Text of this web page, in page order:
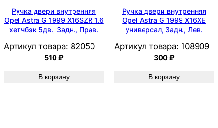
Ручка двери внутренняя
Opel Astra G 1999 X16SZR 1.6
хетчбэк 5дв., Задн., Прав.
Артикул товара: 82050
510₽
В корзину
Ручка двери внутренняя
Opel Astra G 1999 X16XE
универсал, Задн., Лев.
Артикул товара: 108909
300₽
В корзину